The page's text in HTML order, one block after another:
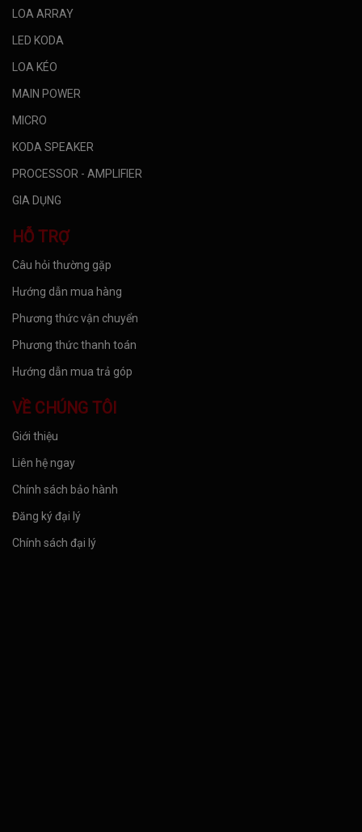
LOA ARRAY
LED KODA
LOA KÉO
MAIN POWER
MICRO
KODA SPEAKER
PROCESSOR - AMPLIFIER
GIA DỤNG
HỖ TRỢ
Câu hỏi thường gặp
Hướng dẫn mua hàng
Phương thức vận chuyển
Phương thức thanh toán
Hướng dẫn mua trả góp
VỀ CHÚNG TÔI
Giới thiệu
Liên hệ ngay
Chính sách bảo hành
Đăng ký đại lý
Chính sách đại lý